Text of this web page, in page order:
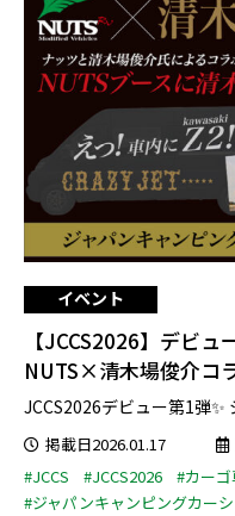
イベント
【JCCS2026】デビ
NUTS×清木場俊介コ
JCCS2026デビュー第1弾✨
掲載日2026.01.17
#JCCS
#JCCS2026 #カー
#ジャパンキャンピングカー